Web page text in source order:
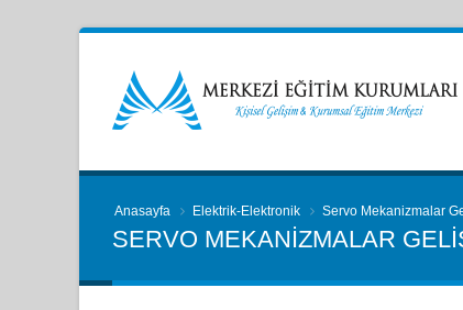
Anasayfa Elektrik-Elektronik Servo Mekanizmalar
SERVO MEKANIZMALAR